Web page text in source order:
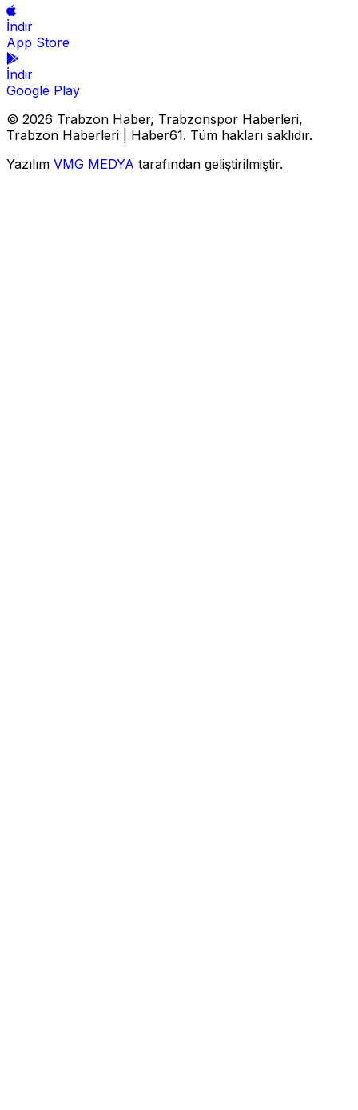
İndir
App Store
İndir
Google Play
© 2026 Trabzon Haber, Trabzonspor Haberleri,
Trabzon Haberleri | Haber61. Tüm hakları saklıdır.
Yazılım VMG MEDYA tarafından geliştirilmiştir.